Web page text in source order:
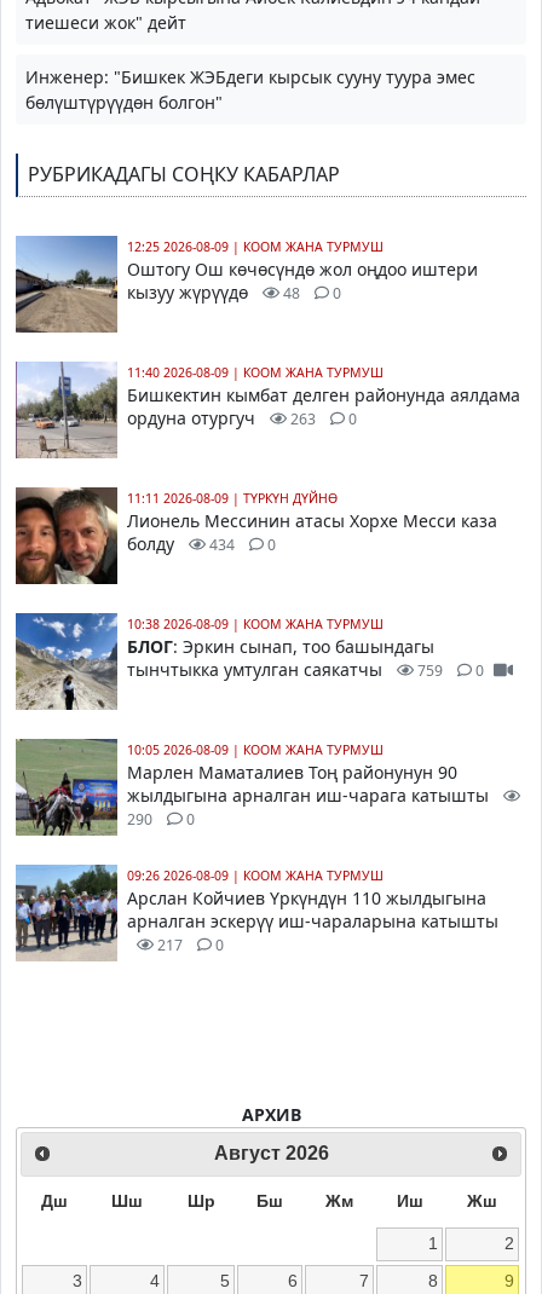
тиешеси жок" дейт
Инженер: "Бишкек ЖЭБдеги кырсык сууну туура эмес
бөлүштүрүүдөн болгон"
РУБРИКАДАГЫ СОҢКУ КАБАРЛАР
12:25 2026-08-09 | КООМ ЖАНА ТУРМУШ
Оштогу Ош көчөсүндө жол оңдоо иштери
кызуу жүрүүдө
48 0
11:40 2026-08-09 | КООМ ЖАНА ТУРМУШ
Бишкектин кымбат делген районунда аялдама
ордуна отургуч
263 0
11:11 2026-08-09 | ТҮРКҮН ДҮЙНӨ
Лионель Мессинин атасы Хорхе Месси каза
болду
434 0
10:38 2026-08-09 | КООМ ЖАНА ТУРМУШ
БЛОГ: Эркин сынап, тоо башындагы
тынчтыкка умтулган саякатчы
759 0
10:05 2026-08-09 | КООМ ЖАНА ТУРМУШ
Марлен Маматалиев Тоң районунун 90
жылдыгына арналган иш-чарага катышты
290 0
09:26 2026-08-09 | КООМ ЖАНА ТУРМУШ
Арслан Койчиев Үркүндүн 110 жылдыгына
арналган эскерүү иш-чараларына катышты
217 0
АРХИВ
Август 2026
Дш Шш Шр Бш Жм Иш Жш
1
2
3
4 5 6 7 8
9